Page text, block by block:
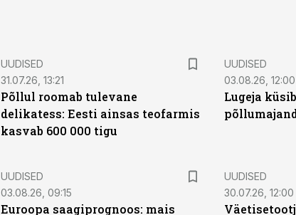
UUDISED
31.07.26, 13:21
Põllul roomab tulevane
delikatess: Eesti ainsas teofarmis
kasvab 600 000 tigu
UUDISED
03.08.26, 12:00
Lugeja
UUDISED
03.08.26, 09:15
Euroopa saagiprognoos: mais
UUDISED
30.07.26, 12:00